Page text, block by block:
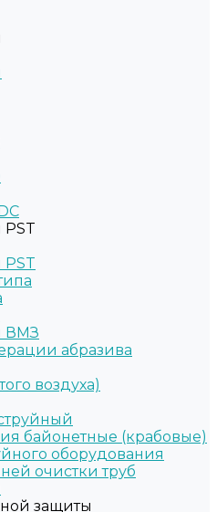
ВМЗ
абразива
воздуха)
байонетные (крабовые)
оборудования
очистки труб
защиты